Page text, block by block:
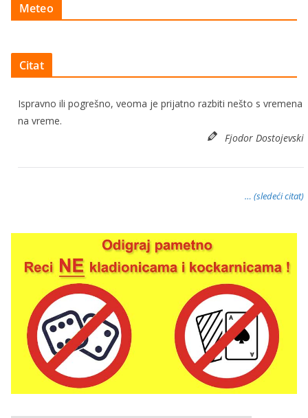
Meteo
Citat
Ispravno ili pogrešno, veoma je prijatno razbiti nešto s vremena
na vreme.
Fjodor Dostojevski
… (sledeći citat)